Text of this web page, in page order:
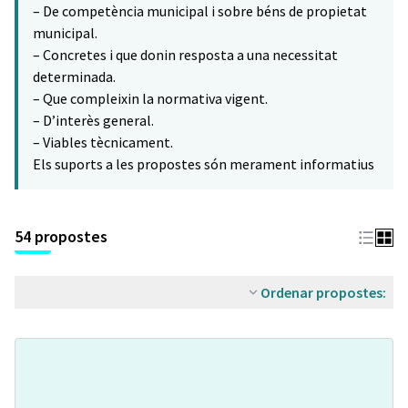
– De competència municipal i sobre béns de propietat
municipal.
– Concretes i que donin resposta a una necessitat
determinada.
– Que compleixin la normativa vigent.
– D’interès general.
– Viables tècnicament.
Els suports a les propostes són merament informatius
54 propostes
Ordenar propostes: